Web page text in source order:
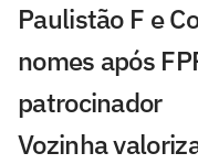
Paulistão F e
nomes após
patrocinador
Vozinha